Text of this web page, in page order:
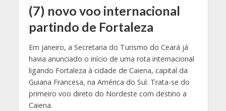
(7) novo voo internacional
partindo de Fortaleza
Em janeiro, a Secretaria do Turismo do Ceará já
havia anunciado o início de uma rota internacional
ligando Fortaleza à cidade de Caiena, capital da
Guiana Francesa, na América do Sul. Trata-se do
primeiro voo direto do Nordeste com destino a
Caiena.